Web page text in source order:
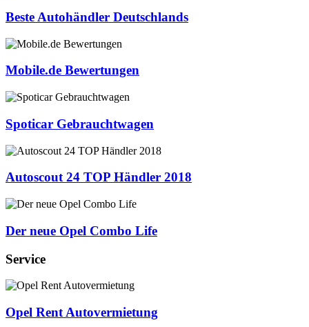
Beste Autohändler Deutschlands
Mobile.de Bewertungen
Spoticar Gebrauchtwagen
Autoscout 24 TOP Händler 2018
Der neue Opel Combo Life
Service
Opel Rent Autovermietung